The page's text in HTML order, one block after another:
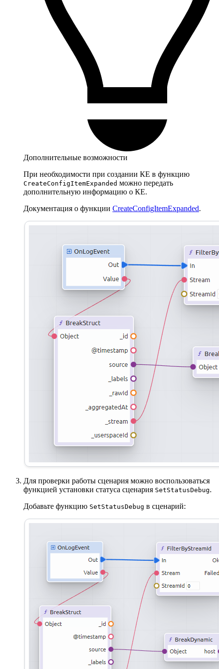
Дополнительные возможности
При необходимости при создании КЕ в функцию
CreateConfigItemExpanded можно передать
дополнительную информацию о КЕ.
Документация о функции CreateConfigItemExpanded.
Для проверки работы сценария можно воспользоваться
функцией установки статуса сценария SetStatusDebug.
Добавьте функцию SetStatusDebug в сценарий: